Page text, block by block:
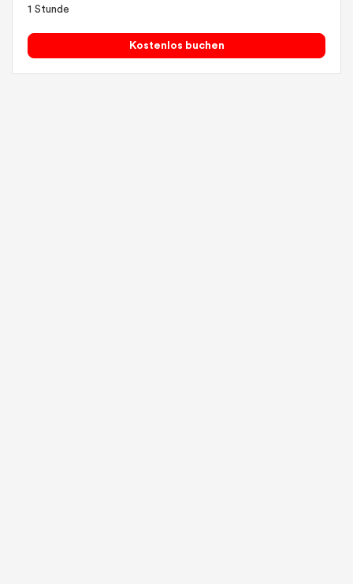
1 Stunde
Kostenlos buchen